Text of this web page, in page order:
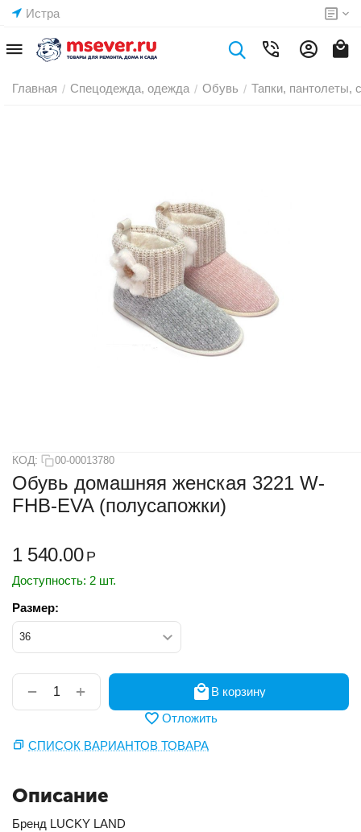
Истра
Главная / Спецодежда, одежда / Обувь / Тапки, пантолеты,
КОД: 00-00013780
Обувь домашняя женская 3221 W-
FHB-EVA (полусапожки)
1 540.00 Р
Доступность: 2 шт.
Размер:
+
−
В корзину
Отложить
СПИСОК ВАРИАНТОВ ТОВАРА
Описание
Бренд LUCKY LAND